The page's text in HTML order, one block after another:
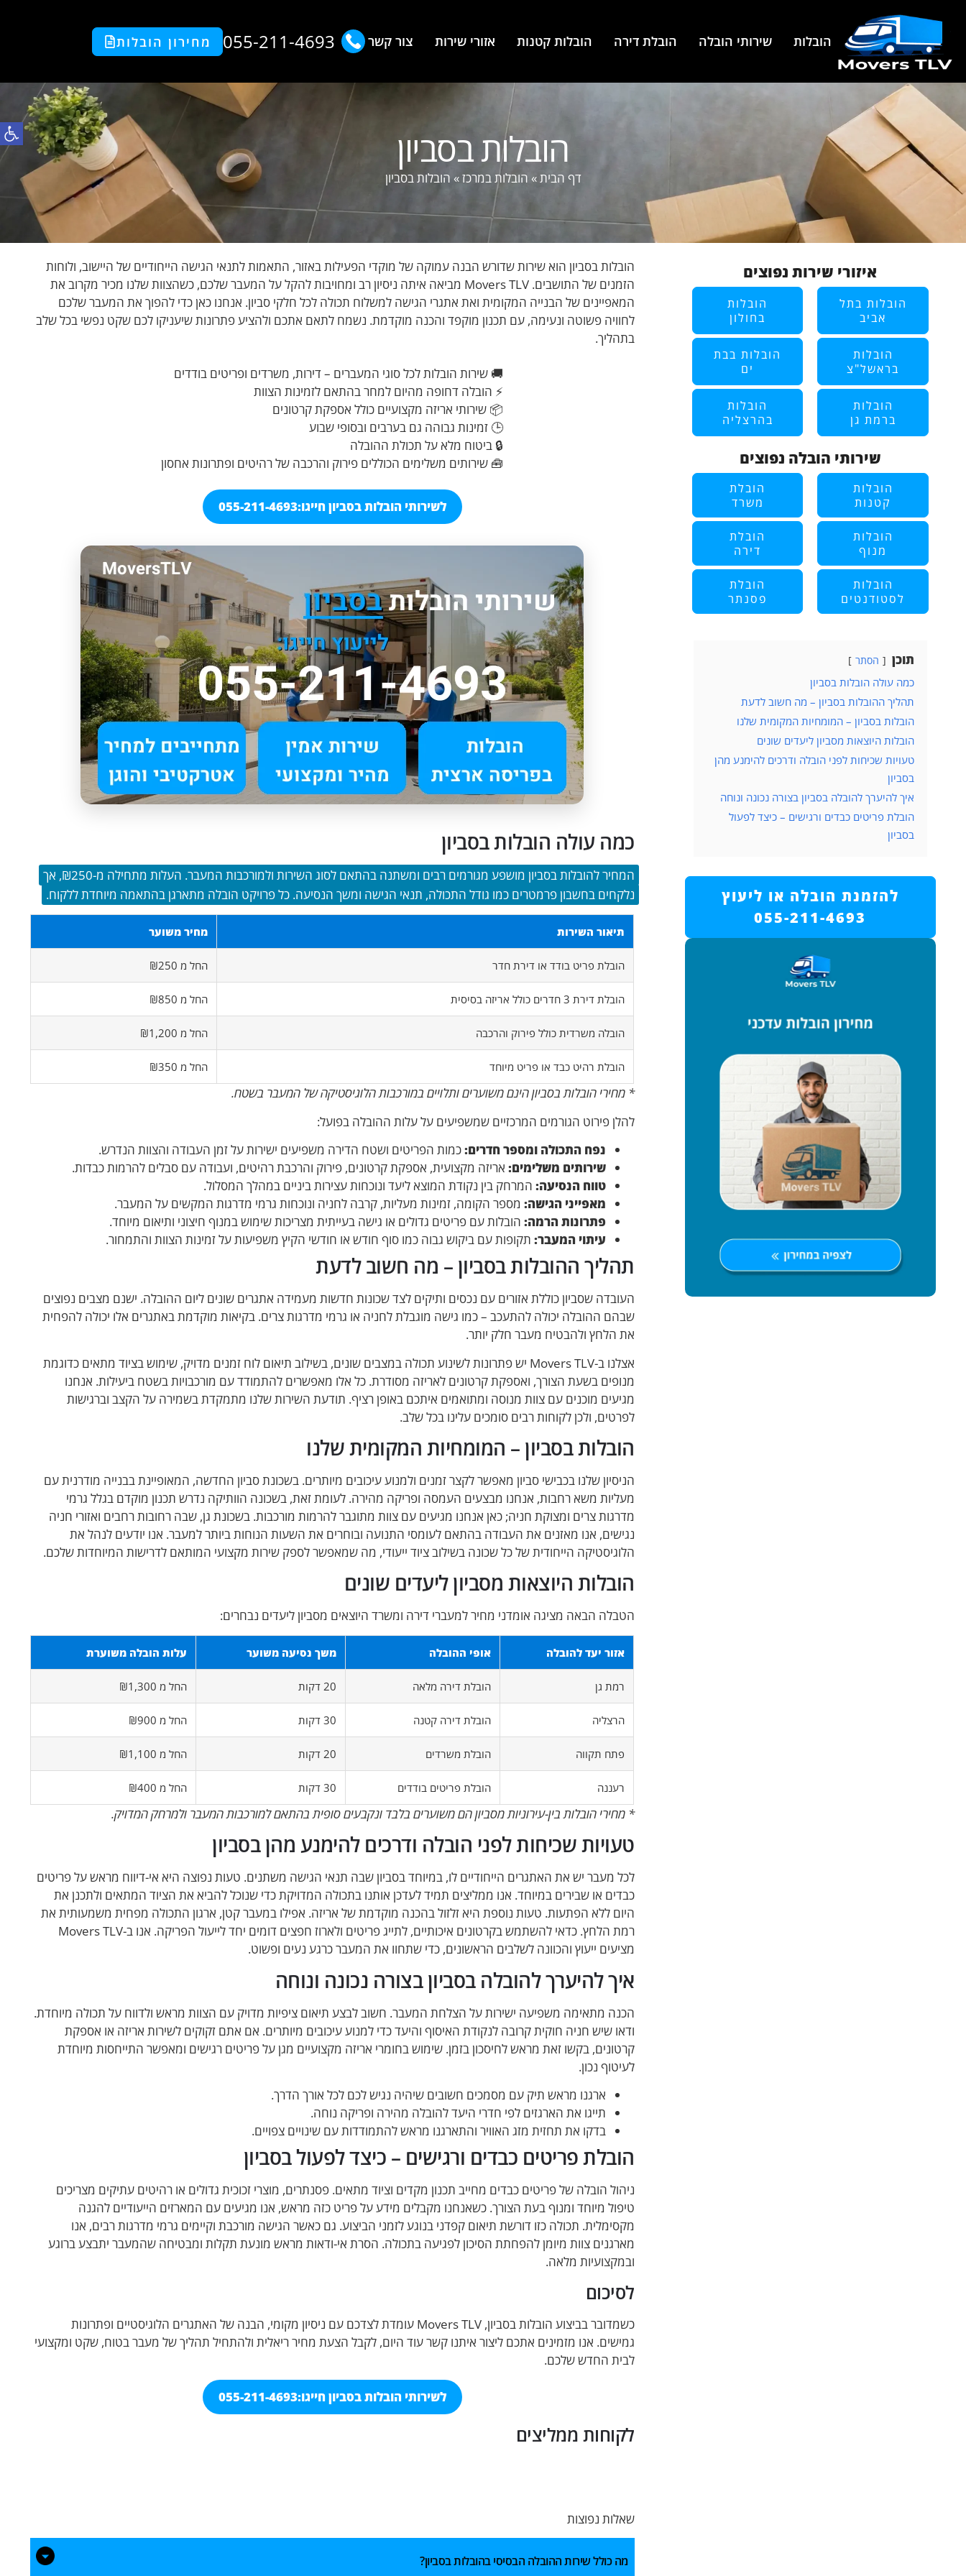
הובלות שירותי הובלה הובלת דירה הובלות קטנות אזורי שירות צור קשר 055-211-4693 מחירון הובלות
הובלות בסביון
דף הבית» הובלות במרכז» הובלות בסביון
איזורי שירות נפוצים
הובלות בתל
אביב
הובלות
בחולון
הובלות
בראשל"צ
הובלות בבת
ים
הובלות
ברמת גן
הובלות
בהרצליה
הובלות
קטנות
הובלת
משרד
הובלות
מנוף
הובלת
דירה
הובלות
לסטודנטים
הובלת
פסנתר
שירותי הובלה נפוצים
תוכן הסתר
כמה עולה הובלות בסביון
תהליך ההובלות בסביון – מה חשוב לדעת
הובלות בסביון – המומחיות המקומית שלנו
הובלות היוצאות מסביון ליעדים שונים
טעויות שכיחות לפני הובלה ודרכים להימנע מהן
בסביון
איך להיערך להובלה בסביון בצורה נכונה ונוחה
הובלת פריטים כבדים ורגישים – כיצד לפעול
בסביון
להזמנת הובלה או ליעוץ
055-211-4693
הובלות בסביון הוא שירות שדורש הבנה עמוקה של מוקדי הפעילות באזור, התאמות לתנאי הגישה הייחודיים של היישוב, ולוחות
הזמנים של התושבים. Movers TLV מביאה איתה ניסיון רב ומחויבות להקל על המעבר שלכם, כשהצוות שלנו מכיר מקרוב את
המאפיינים של הבנייה המקומית ואת אתגרי הגישה למשלוח תכולה לכל חלקי סביון. אנחנו כאן כדי להפוך את המעבר שלכם
לחוויה פשוטה ונעימה, עם תכנון מוקפד והכנה מוקדמת. נשמח לתאם אתכם ולהציע פתרונות שיעניקו לכם שקט נפשי בכל שלב
בתהליך.
🚚 שירות הובלות לכל סוגי המעברים – דירות, משרדים ופריטים בודדים
⚡ הובלה דחופה מהיום למחר בהתאם לזמינות הצוות
📦 שירותי אריזה מקצועיים כולל אספקת קרטונים
🕒 זמינות גבוהה גם בערבים ובסופי שבוע
🔒 ביטוח מלא על תכולת ההובלה
🧰 שירותים משלימים הכוללים פירוק והרכבה של רהיטים ופתרונות אחסון
לשירותי הובלות בסביון חייגו:055-211-4693
כמה עולה הובלות בסביון
המחיר להובלות בסביון מושפע מגורמים רבים ומשתנה בהתאם לסוג השירות ולמורכבות המעבר. העלות מתחילה מ-₪250, אך
נלקחים בחשבון פרמטרים כמו גודל התכולה, תנאי הגישה ומשך הנסיעה. כל פרויקט הובלה מתארגן בהתאמה מיוחדת ללקוח.
תיאור השירות מחיר משוער
הובלת פריט בודד או דירת חדר החל מ ₪250
הובלת דירת 3 חדרים כולל אריזה בסיסית החל מ ₪850
הובלה משרדית כולל פירוק והרכבה החל מ ₪1,200
הובלת רהיט כבד או פריט מיוחד החל מ ₪350
* מחירי הובלות בסביון הינם משוערים ותלויים במורכבות הלוגיסטיקה של המעבר בשטח.
להלן פירוט הגורמים המרכזיים שמשפיעים על עלות ההובלה בפועל:
נפח התכולה ומספר חדרים:כמות הפריטים ושטח הדירה משפיעים ישירות על זמן העבודה והצוות הנדרש.
שירותים משלימים: אריזה מקצועית, אספקת קרטונים, פירוק והרכבת רהיטים, ועבודה עם סבלים להרמות כבדות.
טווח הנסיעה: המרחק בין נקודת המוצא ליעד ונוכחות עצירות ביניים במהלך המסלול.
מאפייני הגישה: מספר הקומה, זמינות מעליות, קרבה לחניה ונוכחות גרמי מדרגות המקשים על המעבר.
פתרונות הרמה: הובלות עם פריטים גדולים או גישה בעייתית מצריכות שימוש במנוף חיצוני ותיאום מיוחד.
עיתוי המעבר: תקופות עם ביקוש גבוה כמו סוף חודש או חודשי הקיץ משפיעות על זמינות הצוות והתמחור.
תהליך ההובלות בסביון – מה חשוב לדעת
העובדה שסביון כוללת אזורים עם נכסים ותיקים לצד שכונות חדשות מעמידה אתגרים שונים ליום ההובלה. ישנם מצבים נפוצים
שבהם ההובלה יכולה להתעכב – כמו גישה מוגבלת לחניה או גרמי מדרגות צרים. בקיאות מוקדמת באתגרים אלו יכולה להפחית
את הלחץ ולהבטיח מעבר חלק יותר.
אצלנו ב-Movers TLV יש פתרונות לשינוע תכולה במצבים שונים, בשילוב תיאום לוח זמנים מדויק, שימוש בציוד מתאים כדוגמת
מנופים בשעת הצורך, ואספקת קרטונים לאריזה מסודרת. כל אלו מאפשרים להתמודד עם מורכבויות בשטח ביעילות. אנחנו
מגיעים מוכנים עם צוות מנוסה ומתואמים איתכם באופן רציף. תודעת השירות שלנו מתמקדת בשמירה על הקצב וברגישות
לפרטים, ולכן לקוחות רבים סומכים עלינו בכל שלב.
הובלות בסביון – המומחיות המקומית שלנו
הניסיון שלנו בכבישי סביון מאפשר לקצר זמנים ולמנוע עיכובים מיותרים. בשכונת סביון החדשה, המאופיינת בבנייה מודרנית עם
מעליות משא רחבות, אנחנו מבצעים העמסה ופריקה מהירה. לעומת זאת, בשכונה הוותיקה נדרש תכנון מוקדם בגלל גרמי
מדרגות צרים ומצוקת חניה; כאן אנחנו מגיעים עם צוות מתוגבר להרמות מורכבות. בשכונת גן, שבה רחובות רחבים ואזורי חניה
נגישים, אנו מאזנים את העבודה בהתאם לעומסי התנועה ובוחרים את השעות הנוחות ביותר למעבר. אנו יודעים לנהל את
הלוגיסטיקה הייחודית של כל שכונה בשילוב ציוד ייעודי, מה שמאפשר לספק שירות מקצועי המותאם לדרישות המיוחדות שלכם.
הובלות היוצאות מסביון ליעדים שונים
הטבלה הבאה מציגה אומדני מחיר למעברי דירה ומשרד היוצאים מסביון ליעדים נבחרים:
אזור יעד להובלה אופי ההובלה משך נסיעה משוער עלות הובלה משוערת
רמת גן הובלת דירה מלאה 20 דקות החל מ ₪1,300
הרצליה הובלת דירה קטנה 30 דקות החל מ ₪900
פתח תקווה הובלת משרדים 20 דקות החל מ ₪1,100
רעננה הובלת פריטים בודדים 30 דקות החל מ ₪400
* מחירי הובלות בין-עירוניות מסביון הם משוערים בלבד ונקבעים סופית בהתאם למורכבות המעבר ולמרחק המדויק.
טעויות שכיחות לפני הובלה ודרכים להימנע מהן בסביון
לכל מעבר יש את האתגרים הייחודיים לו, במיוחד בסביון שבה תנאי הגישה משתנים. טעות נפוצה היא אי-דיווח מראש על פריטים
כבדים או שבירים במיוחד. אנו ממליצים תמיד לעדכן אותנו בתכולה המדויקת כדי שנוכל להביא את הציוד המתאים ולתכנן את
היום ללא הפתעות. טעות נוספת היא זלזול בהכנה מוקדמת של אריזה. אפילו במעבר קטן, ארגון התכולה מפחית משמעותית את
רמת הלחץ. כדאי להשתמש בקרטונים איכותיים, לתייג פריטים ולארוז חפצים דומים יחד לייעול הפריקה. אנו ב-Movers TLV
מציעים ייעוץ והכוונה לשלבים הראשונים, כדי שתחוו את המעבר כרגע נעים ופשוט.
איך להיערך להובלה בסביון בצורה נכונה ונוחה
הכנה מתאימה משפיעה ישירות על הצלחת המעבר. חשוב לבצע תיאום ציפיות מדויק עם הצוות מראש ולדווח על תכולה מיוחדת.
ודאו שיש חניה חוקית קרובה לנקודת האיסוף והיעד כדי למנוע עיכובים מיותרים. אם אתם זקוקים לשירות אריזה או אספקת
קרטונים, בקשו זאת מראש לחיסכון בזמן. שימוש בחומרי אריזה מקצועיים מגן על פריטים רגישים ומאפשר התייחסות מיוחדת
לעיטוף נכון.
ארגנו מראש תיק עם מסמכים חשובים שיהיה נגיש לכם לכל אורך הדרך.
תייגו את הארגזים לפי חדרי היעד להובלה מהירה ופריקה נוחה.
בדקו את תחזית מזג האוויר והתארגנו מראש להתמודדות עם שינויים צפויים.
הובלת פריטים כבדים ורגישים – כיצד לפעול בסביון
ניהול הובלה של פריטים כבדים מחייב תכנון מקדים וציוד מתאים. פסנתרים, מוצרי זכוכית גדולים או רהיטים עתיקים מצריכים
טיפול מיוחד ומנוף בעת הצורך. כשאנחנו מקבלים מידע על פריט כזה מראש, אנו מגיעים עם המארזים הייעודיים להגנה
מקסימלית. תכולה כזו דורשת תיאום קפדני בנוגע לזמני הביצוע. גם כאשר הגישה מורכבת וקיימים גרמי מדרגות רבים, אנו
מארגנים צוות מיומן להפחתת הסיכון לפגיעה בתכולה. הסרת אי-ודאות מראש מונעת תקלות ומבטיחה שהמעבר יתבצע ברוגע
ובמקצועיות מלאה.
לסיכום
כשמדובר בביצוע הובלות בסביון, Movers TLV עומדת לצדכם עם ניסיון מקומי, הבנה של האתגרים הלוגיסטיים ופתרונות
גמישים. אנו מזמינים אתכם ליצור איתנו קשר עוד היום, לקבל הצעת מחיר ריאלית ולהתחיל תהליך של מעבר בטוח, שקט ומקצועי
לבית החדש שלכם.
לשירותי הובלות בסביון חייגו:055-211-4693
לקוחות ממליצים
שאלות נפוצות
מה כולל שירות ההובלה הבסיסי בהובלות בסביון?
פתח